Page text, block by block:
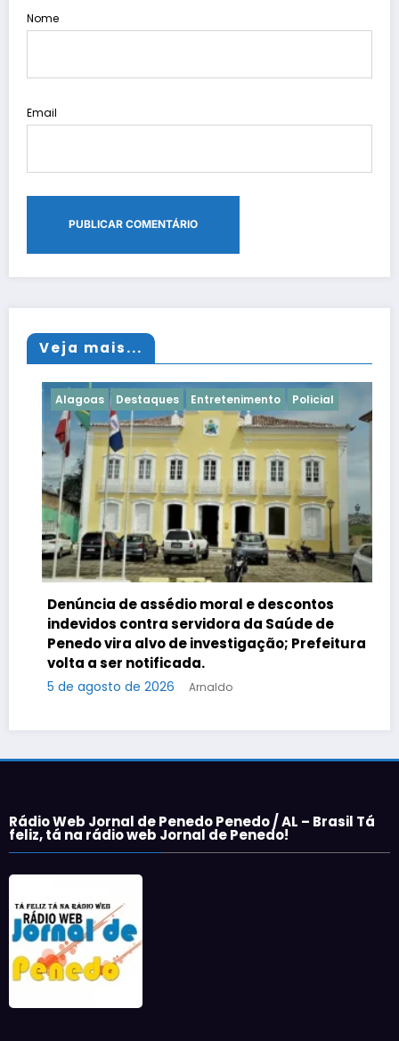
Nome
Email
Veja mais...
Alagoas Destaques Entretenimento Policial
Denúncia de assédio moral e descontos
indevidos contra servidora da Saúde de
Penedo vira alvo de investigação; Prefeitura
volta a ser notificada.
5 de agosto de 2026 Arnaldo
Rádio Web Jornal de Penedo Penedo / AL – Brasil Tá
feliz, tá na rádio web Jornal de Penedo!